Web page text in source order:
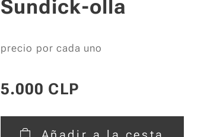
Sundick-olla
precio por cada uno
5.000 CLP